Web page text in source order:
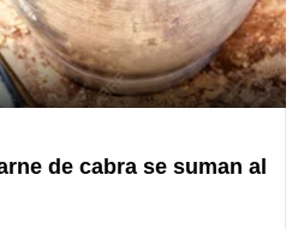
de cabra se suman al